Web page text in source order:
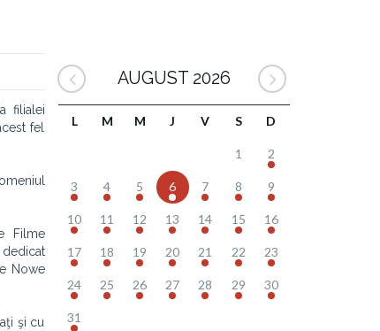
filialei
fel
Filme
Nowe
şi cu
AUGUST 2026
L M M J V S D
1 2
3 4 5 6 7 8 9
10 11 12 13 14 15 16
17 18 19 20 21 22 23
24 25 26 27 28 29 30
31